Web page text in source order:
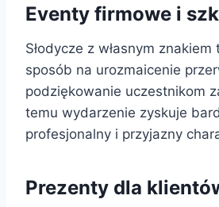
Eventy firmowe i
Słodycze z własnym
sposób na urozmaicenie
podziękowanie uczestnikom
temu wydarzenie zyskuje
profesjonalny i przyjazny
Prezenty dla